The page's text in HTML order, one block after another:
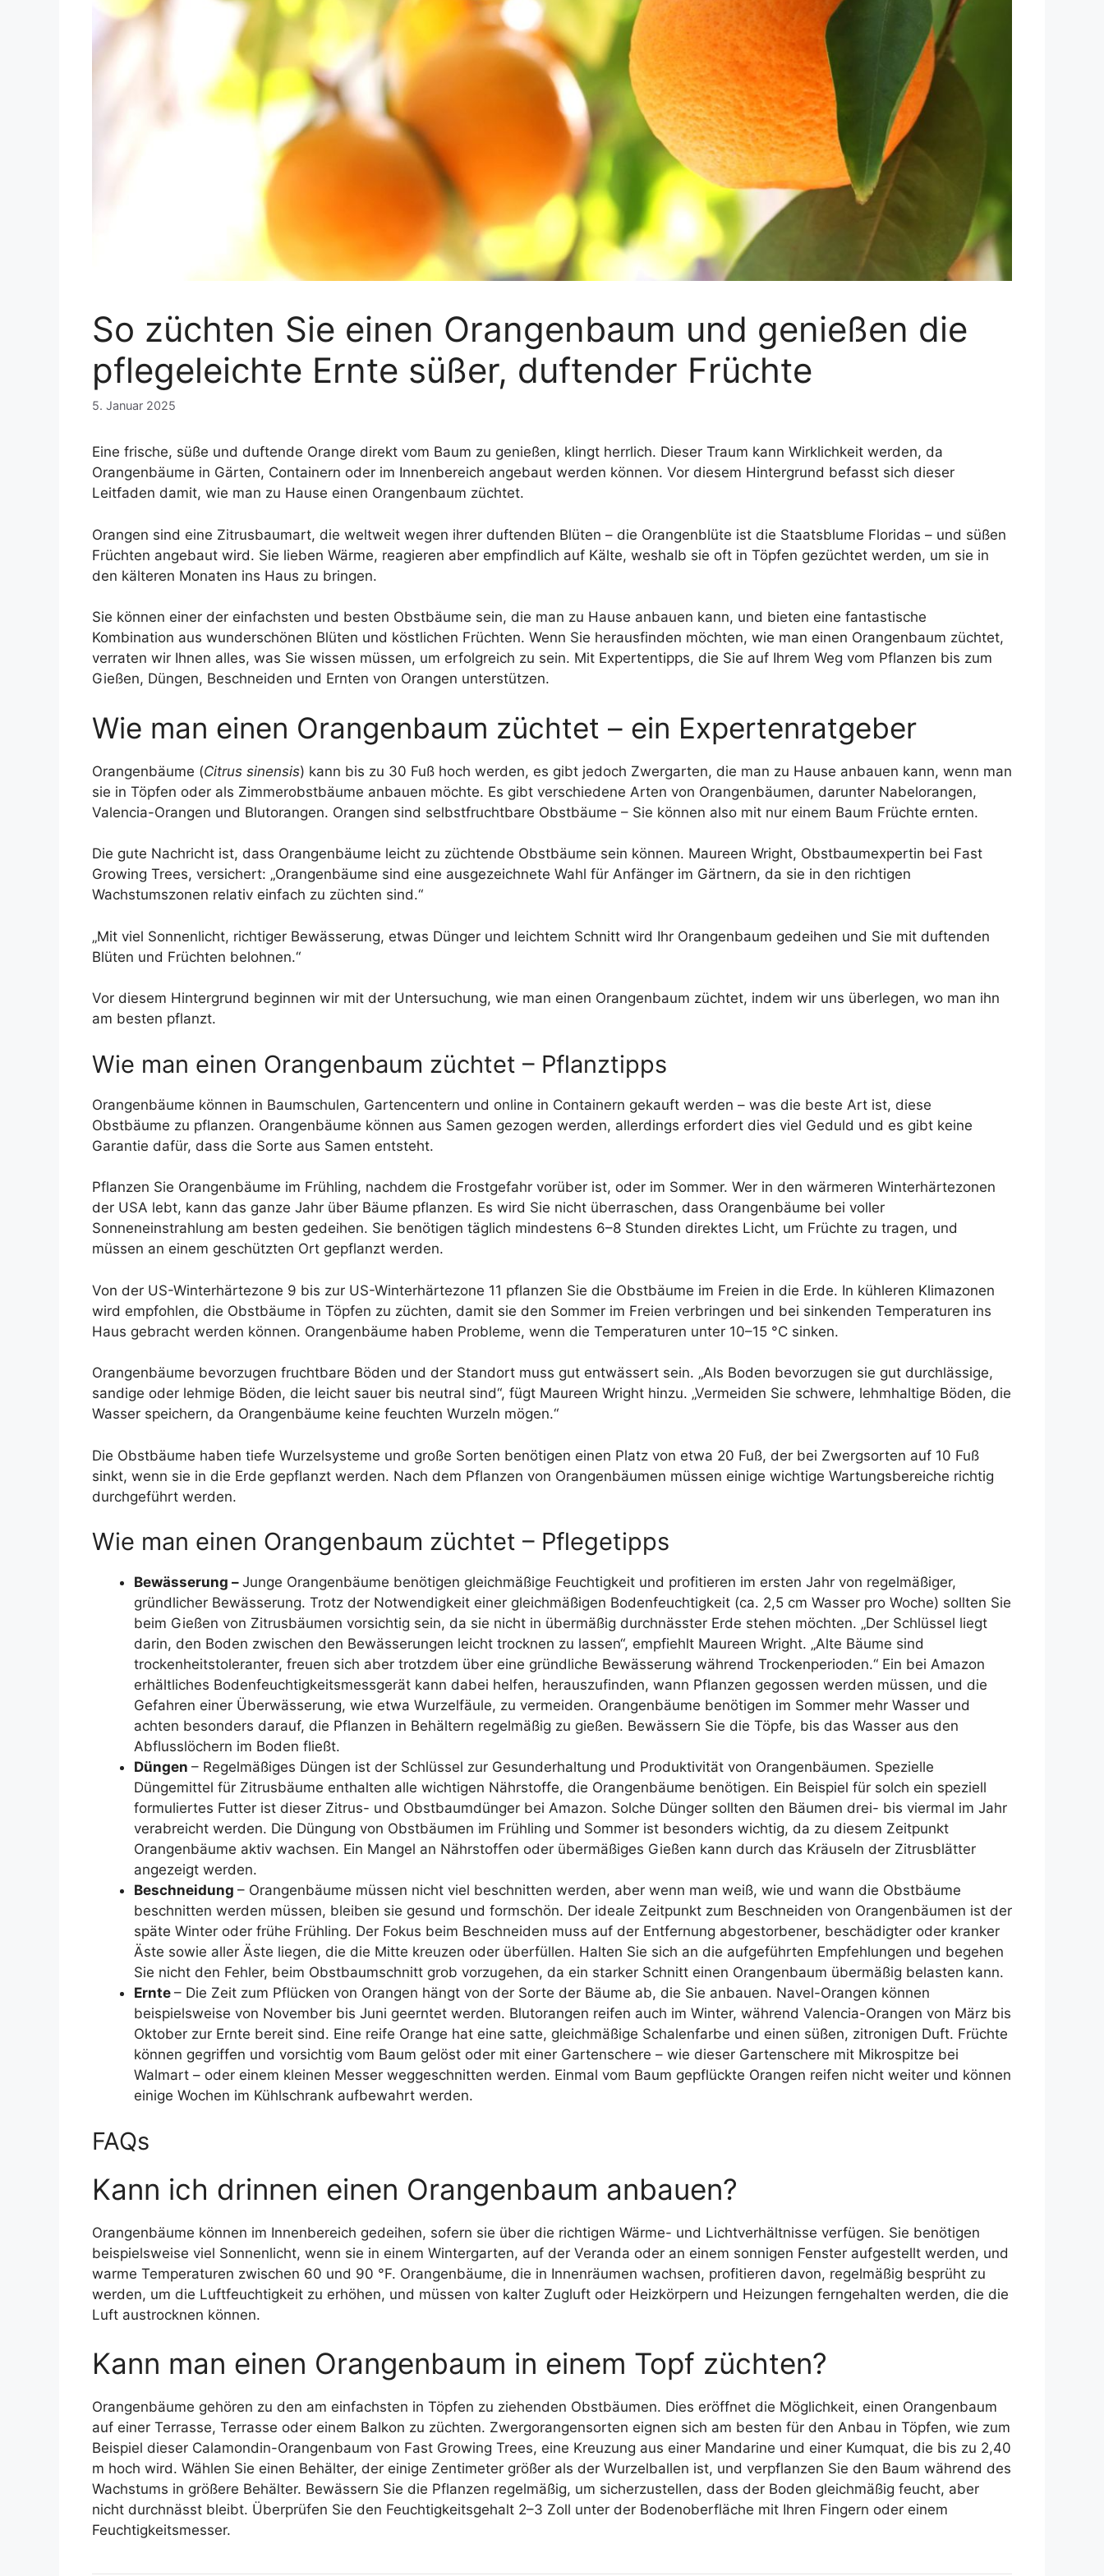
So züchten Sie einen Orangenbaum und genießen die
pflegeleichte Ernte süßer, duftender Früchte
5. Januar 2025
Eine frische, süße und duftende Orange direkt vom Baum zu genießen, klingt herrlich. Dieser Traum kann Wirklichkeit werden, da
Orangenbäume in Gärten, Containern oder im Innenbereich angebaut werden können. Vor diesem Hintergrund befasst sich dieser
Leitfaden damit, wie man zu Hause einen Orangenbaum züchtet.
Orangen sind eine Zitrusbaumart, die weltweit wegen ihrer duftenden Blüten – die Orangenblüte ist die Staatsblume Floridas – und süßen
Früchten angebaut wird. Sie lieben Wärme, reagieren aber empfindlich auf Kälte, weshalb sie oft in Töpfen gezüchtet werden, um sie in
den kälteren Monaten ins Haus zu bringen.
Sie können einer der einfachsten und besten Obstbäume sein, die man zu Hause anbauen kann, und bieten eine fantastische
Kombination aus wunderschönen Blüten und köstlichen Früchten. Wenn Sie herausfinden möchten, wie man einen Orangenbaum züchtet,
verraten wir Ihnen alles, was Sie wissen müssen, um erfolgreich zu sein. Mit Expertentipps, die Sie auf Ihrem Weg vom Pflanzen bis zum
Gießen, Düngen, Beschneiden und Ernten von Orangen unterstützen.
Wie man einen Orangenbaum züchtet – ein Expertenratgeber
Orangenbäume (Citrus sinensis) kann bis zu 30 Fuß hoch werden, es gibt jedoch Zwergarten, die man zu Hause anbauen kann, wenn man
sie in Töpfen oder als Zimmerobstbäume anbauen möchte. Es gibt verschiedene Arten von Orangenbäumen, darunter Nabelorangen,
Valencia-Orangen und Blutorangen. Orangen sind selbstfruchtbare Obstbäume – Sie können also mit nur einem Baum Früchte ernten.
Die gute Nachricht ist, dass Orangenbäume leicht zu züchtende Obstbäume sein können. Maureen Wright, Obstbaumexpertin bei Fast
Growing Trees, versichert: „Orangenbäume sind eine ausgezeichnete Wahl für Anfänger im Gärtnern, da sie in den richtigen
Wachstumszonen relativ einfach zu züchten sind.“
„Mit viel Sonnenlicht, richtiger Bewässerung, etwas Dünger und leichtem Schnitt wird Ihr Orangenbaum gedeihen und Sie mit duftenden
Blüten und Früchten belohnen.“
Vor diesem Hintergrund beginnen wir mit der Untersuchung, wie man einen Orangenbaum züchtet, indem wir uns überlegen, wo man ihn
am besten pflanzt.
Wie man einen Orangenbaum züchtet – Pflanztipps
Orangenbäume können in Baumschulen, Gartencentern und online in Containern gekauft werden – was die beste Art ist, diese
Obstbäume zu pflanzen. Orangenbäume können aus Samen gezogen werden, allerdings erfordert dies viel Geduld und es gibt keine
Garantie dafür, dass die Sorte aus Samen entsteht.
Pflanzen Sie Orangenbäume im Frühling, nachdem die Frostgefahr vorüber ist, oder im Sommer. Wer in den wärmeren Winterhärtezonen
der USA lebt, kann das ganze Jahr über Bäume pflanzen. Es wird Sie nicht überraschen, dass Orangenbäume bei voller
Sonneneinstrahlung am besten gedeihen. Sie benötigen täglich mindestens 6–8 Stunden direktes Licht, um Früchte zu tragen, und
müssen an einem geschützten Ort gepflanzt werden.
Von der US-Winterhärtezone 9 bis zur US-Winterhärtezone 11 pflanzen Sie die Obstbäume im Freien in die Erde. In kühleren Klimazonen
wird empfohlen, die Obstbäume in Töpfen zu züchten, damit sie den Sommer im Freien verbringen und bei sinkenden Temperaturen ins
Haus gebracht werden können. Orangenbäume haben Probleme, wenn die Temperaturen unter 10–15 °C sinken.
Orangenbäume bevorzugen fruchtbare Böden und der Standort muss gut entwässert sein. „Als Boden bevorzugen sie gut durchlässige,
sandige oder lehmige Böden, die leicht sauer bis neutral sind“, fügt Maureen Wright hinzu. „Vermeiden Sie schwere, lehmhaltige Böden, die
Wasser speichern, da Orangenbäume keine feuchten Wurzeln mögen.“
Die Obstbäume haben tiefe Wurzelsysteme und große Sorten benötigen einen Platz von etwa 20 Fuß, der bei Zwergsorten auf 10 Fuß
sinkt, wenn sie in die Erde gepflanzt werden. Nach dem Pflanzen von Orangenbäumen müssen einige wichtige Wartungsbereiche richtig
durchgeführt werden.
Wie man einen Orangenbaum züchtet – Pflegetipps
Bewässerung – Junge Orangenbäume benötigen gleichmäßige Feuchtigkeit und profitieren im ersten Jahr von regelmäßiger,
gründlicher Bewässerung. Trotz der Notwendigkeit einer gleichmäßigen Bodenfeuchtigkeit (ca. 2,5 cm Wasser pro Woche) sollten Sie
beim Gießen von Zitrusbäumen vorsichtig sein, da sie nicht in übermäßig durchnässter Erde stehen möchten. „Der Schlüssel liegt
darin, den Boden zwischen den Bewässerungen leicht trocknen zu lassen“, empfiehlt Maureen Wright. „Alte Bäume sind
trockenheitstoleranter, freuen sich aber trotzdem über eine gründliche Bewässerung während Trockenperioden.“ Ein bei Amazon
erhältliches Bodenfeuchtigkeitsmessgerät kann dabei helfen, herauszufinden, wann Pflanzen gegossen werden müssen, und die
Gefahren einer Überwässerung, wie etwa Wurzelfäule, zu vermeiden. Orangenbäume benötigen im Sommer mehr Wasser und
achten besonders darauf, die Pflanzen in Behältern regelmäßig zu gießen. Bewässern Sie die Töpfe, bis das Wasser aus den
Abflusslöchern im Boden fließt.
Düngen – Regelmäßiges Düngen ist der Schlüssel zur Gesunderhaltung und Produktivität von Orangenbäumen. Spezielle
Düngemittel für Zitrusbäume enthalten alle wichtigen Nährstoffe, die Orangenbäume benötigen. Ein Beispiel für solch ein speziell
formuliertes Futter ist dieser Zitrus- und Obstbaumdünger bei Amazon. Solche Dünger sollten den Bäumen drei- bis viermal im Jahr
verabreicht werden. Die Düngung von Obstbäumen im Frühling und Sommer ist besonders wichtig, da zu diesem Zeitpunkt
Orangenbäume aktiv wachsen. Ein Mangel an Nährstoffen oder übermäßiges Gießen kann durch das Kräuseln der Zitrusblätter
angezeigt werden.
Beschneidung – Orangenbäume müssen nicht viel beschnitten werden, aber wenn man weiß, wie und wann die Obstbäume
beschnitten werden müssen, bleiben sie gesund und formschön. Der ideale Zeitpunkt zum Beschneiden von Orangenbäumen ist der
späte Winter oder frühe Frühling. Der Fokus beim Beschneiden muss auf der Entfernung abgestorbener, beschädigter oder kranker
Äste sowie aller Äste liegen, die die Mitte kreuzen oder überfüllen. Halten Sie sich an die aufgeführten Empfehlungen und begehen
Sie nicht den Fehler, beim Obstbaumschnitt grob vorzugehen, da ein starker Schnitt einen Orangenbaum übermäßig belasten kann.
Ernte – Die Zeit zum Pflücken von Orangen hängt von der Sorte der Bäume ab, die Sie anbauen. Navel-Orangen können
beispielsweise von November bis Juni geerntet werden. Blutorangen reifen auch im Winter, während Valencia-Orangen von März bis
Oktober zur Ernte bereit sind. Eine reife Orange hat eine satte, gleichmäßige Schalenfarbe und einen süßen, zitronigen Duft. Früchte
können gegriffen und vorsichtig vom Baum gelöst oder mit einer Gartenschere – wie dieser Gartenschere mit Mikrospitze bei
Walmart – oder einem kleinen Messer weggeschnitten werden. Einmal vom Baum gepflückte Orangen reifen nicht weiter und können
einige Wochen im Kühlschrank aufbewahrt werden.
FAQs
Kann ich drinnen einen Orangenbaum anbauen?
Orangenbäume können im Innenbereich gedeihen, sofern sie über die richtigen Wärme- und Lichtverhältnisse verfügen. Sie benötigen
beispielsweise viel Sonnenlicht, wenn sie in einem Wintergarten, auf der Veranda oder an einem sonnigen Fenster aufgestellt werden, und
warme Temperaturen zwischen 60 und 90 °F. Orangenbäume, die in Innenräumen wachsen, profitieren davon, regelmäßig besprüht zu
werden, um die Luftfeuchtigkeit zu erhöhen, und müssen von kalter Zugluft oder Heizkörpern und Heizungen ferngehalten werden, die die
Luft austrocknen können.
Kann man einen Orangenbaum in einem Topf züchten?
Orangenbäume gehören zu den am einfachsten in Töpfen zu ziehenden Obstbäumen. Dies eröffnet die Möglichkeit, einen Orangenbaum
auf einer Terrasse, Terrasse oder einem Balkon zu züchten. Zwergorangensorten eignen sich am besten für den Anbau in Töpfen, wie zum
Beispiel dieser Calamondin-Orangenbaum von Fast Growing Trees, eine Kreuzung aus einer Mandarine und einer Kumquat, die bis zu 2,40
m hoch wird. Wählen Sie einen Behälter, der einige Zentimeter größer als der Wurzelballen ist, und verpflanzen Sie den Baum während des
Wachstums in größere Behälter. Bewässern Sie die Pflanzen regelmäßig, um sicherzustellen, dass der Boden gleichmäßig feucht, aber
nicht durchnässt bleibt. Überprüfen Sie den Feuchtigkeitsgehalt 2–3 Zoll unter der Bodenoberfläche mit Ihren Fingern oder einem
Feuchtigkeitsmesser.